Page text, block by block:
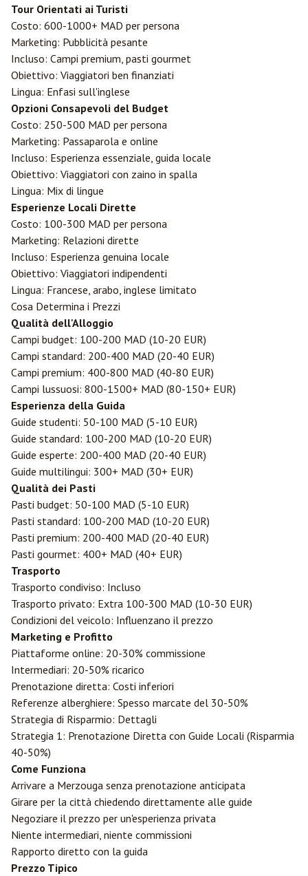
Tour Orientati ai Turisti
Costo: 600-1000+ MAD per persona
Marketing: Pubblicità pesante
Incluso: Campi premium, pasti gourmet
Obiettivo: Viaggiatori ben finanziati
Lingua: Enfasi sull'inglese
Opzioni Consapevoli del Budget
Costo: 250-500 MAD per persona
Marketing: Passaparola e online
Incluso: Esperienza essenziale, guida locale
Obiettivo: Viaggiatori con zaino in spalla
Lingua: Mix di lingue
Esperienze Locali Dirette
Costo: 100-300 MAD per persona
Marketing: Relazioni dirette
Incluso: Esperienza genuina locale
Obiettivo: Viaggiatori indipendenti
Lingua: Francese, arabo, inglese limitato
Cosa Determina i Prezzi
Qualità dell'Alloggio
Campi budget: 100-200 MAD (10-20 EUR)
Campi standard: 200-400 MAD (20-40 EUR)
Campi premium: 400-800 MAD (40-80 EUR)
Campi lussuosi: 800-1500+ MAD (80-150+ EUR)
Esperienza della Guida
Guide studenti: 50-100 MAD (5-10 EUR)
Guide standard: 100-200 MAD (10-20 EUR)
Guide esperte: 200-400 MAD (20-40 EUR)
Guide multilingui: 300+ MAD (30+ EUR)
Qualità dei Pasti
Pasti budget: 50-100 MAD (5-10 EUR)
Pasti standard: 100-200 MAD (10-20 EUR)
Pasti premium: 200-400 MAD (20-40 EUR)
Pasti gourmet: 400+ MAD (40+ EUR)
Trasporto
Trasporto condiviso: Incluso
Trasporto privato: Extra 100-300 MAD (10-30 EUR)
Condizioni del veicolo: Influenzano il prezzo
Marketing e Profitto
Piattaforme online: 20-30% commissione
Intermediari: 20-50% ricarico
Prenotazione diretta: Costi inferiori
Referenze alberghiere: Spesso marcate del 30-50%
Strategia di Risparmio: Dettagli
Strategia 1: Prenotazione Diretta con Guide Locali (Risparmia
40-50%)
Come Funziona
Arrivare a Merzouga senza prenotazione anticipata
Girare per la città chiedendo direttamente alle guide
Negoziare il prezzo per un'esperienza privata
Niente intermediari, niente commissioni
Rapporto diretto con la guida
Prezzo Tipico